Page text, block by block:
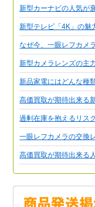
新型カーナビの人気が
新型テレビ「4K」の魅
なぜ今、一眼レフカメ
新型カメラレンズの主
新品家電にはどんな種
高価買取が期待出来る
過剰在庫を抱えるリスク
一眼レフカメラの交換
高価買取が期待出来る